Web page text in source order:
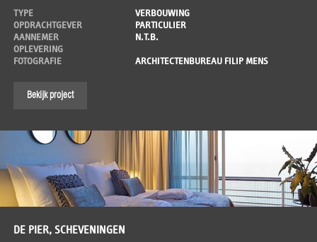
TYPE
VERBOUWING
OPDRACHTGEVER
PARTICULIER
AANNEMER
N.T.B.
OPLEVERING
FOTOGRAFIE
ARCHITECTENBUREAU FILIP MENS
Bekijk project
DE PIER, SCHEVENINGEN